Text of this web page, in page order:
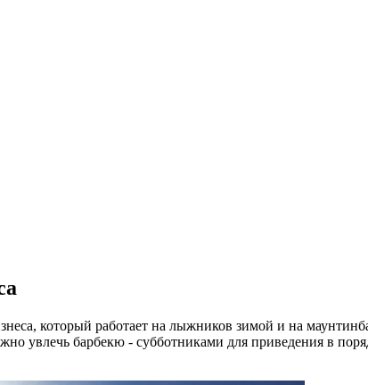
который работает на лыжников зимой и на
увлечь барбекю - субботниками для приведения в